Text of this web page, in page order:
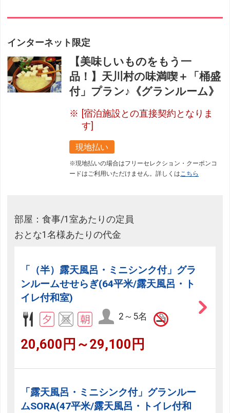
インターネット限定
【美味しいものをもう一
品！】天川村の味満喫＋「桶盛
付」プラン♪《グランルーム》
[宿泊施設との直接契約となりま
す]
現地払い
※現地払いの場合はフリーセレクション・クーポンコ
ードはご利用いただけません。詳しくはこちら
部屋：食事/1室あたりの定員
おとな1名様あたりの代金
「（半）露天風呂・ミニシンク付」グラ
ンルームせせらぎ(64平米/露天風呂・ト
イレ付和室)
2～5名
20,600円～29,100円
「露天風呂・ミニシンク付」グランルー
ムSORA(47平米/露天風呂・トイレ付和